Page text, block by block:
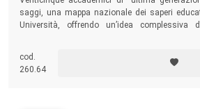
saggi, una mappa nazionale dei saperi
Università, offrendo un’idea complessiva
caratterizzano la “giovane” cultura
confinanti, specialmente dotati di
drammaticamente confrontata con un
cod.
260.64